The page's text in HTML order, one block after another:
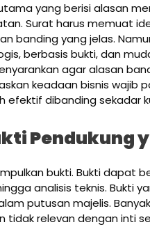
yang berisi alasan
Surat harus memuat
banding yang jelas.
berbasis bukti, dan
agar alasan
keadaan bisnis wajib
efektif dibanding sekadar
Pendukung
bukti. Bukti dapat
analisis teknis. Bukti
putusan majelis.
tidak relevan dengan inti